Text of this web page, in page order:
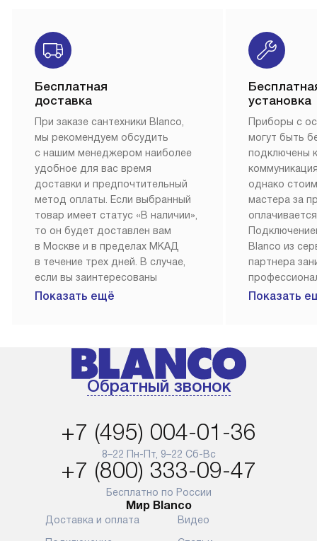
Бесплатная
доставка
При заказе сантехники Blanco,
мы рекомендуем обсудить
с нашим менеджером наиболее
удобное для вас время
доставки и предпочтительный
метод оплаты. Если выбранный
товар имеет статус «В наличии»,
то он будет доставлен вам
в Москве и в пределах МКАД
в течение трех дней. В случае,
если вы заинтересованы
в товаре, который доступен
менеджером на сайте. Товары
с особым лейблом
доставляются бесплатно
аксессуаров не предусмотрена.
Для доставки в другие регионы
мы используем услуги
транспортной компании.
Уточняйте все условия доставки
у нашего менеджера при
оформлении заказа.
Показать ещё
установка
Приборы с
могут быть
подключены
однако
мастера за
Blanco из
партнера
Наш сервис
возможные
Готовые
Показать
Обратный звонок
+7 (495) 004-01-36
8–22 Пн-Пт, 9–22 Сб-Вс
+7 (800) 333-09-47
Бесплатно по России
Мир Blanco
Доставка и оплата
Видео